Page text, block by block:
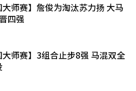
大师赛】詹俊为淘汰苏力扬 大马
四强
大师赛】3组合止步8强 马混双全